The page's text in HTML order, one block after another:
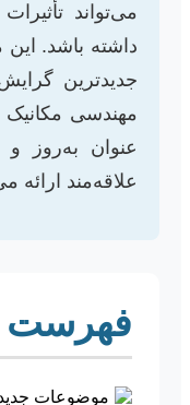
می‌تواند
داشته باشد.
جدیدترین
عنوان به‌روز و
علاقه‌مند ارائه
فهرست